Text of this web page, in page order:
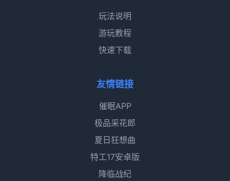
玩法说明
游玩教程
快速下载
友情链接
催眠APP
极品采花郎
夏日狂想曲
特工17安卓版
降临战纪